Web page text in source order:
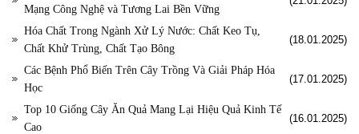
Mạng Công Nghệ và Tương Lai Bền Vững
Hóa Chất Trong Ngành Xử Lý Nước: Chất Keo Tụ,
Chất Khử Trùng, Chất Tạo Bông
(18.01.2025)
Các Bệnh Phổ Biến Trên Cây Trồng Và Giải Pháp Hóa
Học
(17.01.2025)
Top 10 Giống Cây Ăn Quả Mang Lại Hiệu Quả Kinh Tế
Cao
(16.01.2025)